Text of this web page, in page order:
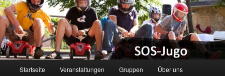
Startseite Veranstaltungen Gruppen Über uns